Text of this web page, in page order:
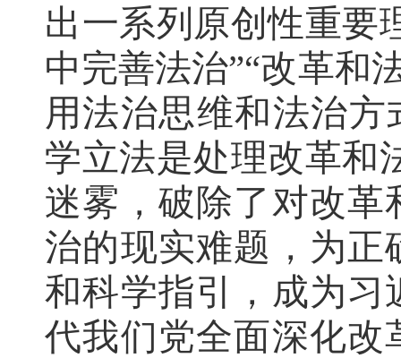
出一系列原创性重要
中完善法治”“改革和
用法治思维和法治
学立法是处理改革和
迷雾，破除了对改
治的现实难题，为
和科学指引，成为习
代我们党全面深化改